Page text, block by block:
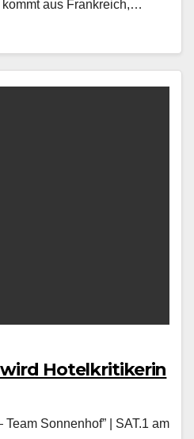
aus Frankre­ich,…
Hotelkritikerin
Sonnenhof” | SAT.1 am